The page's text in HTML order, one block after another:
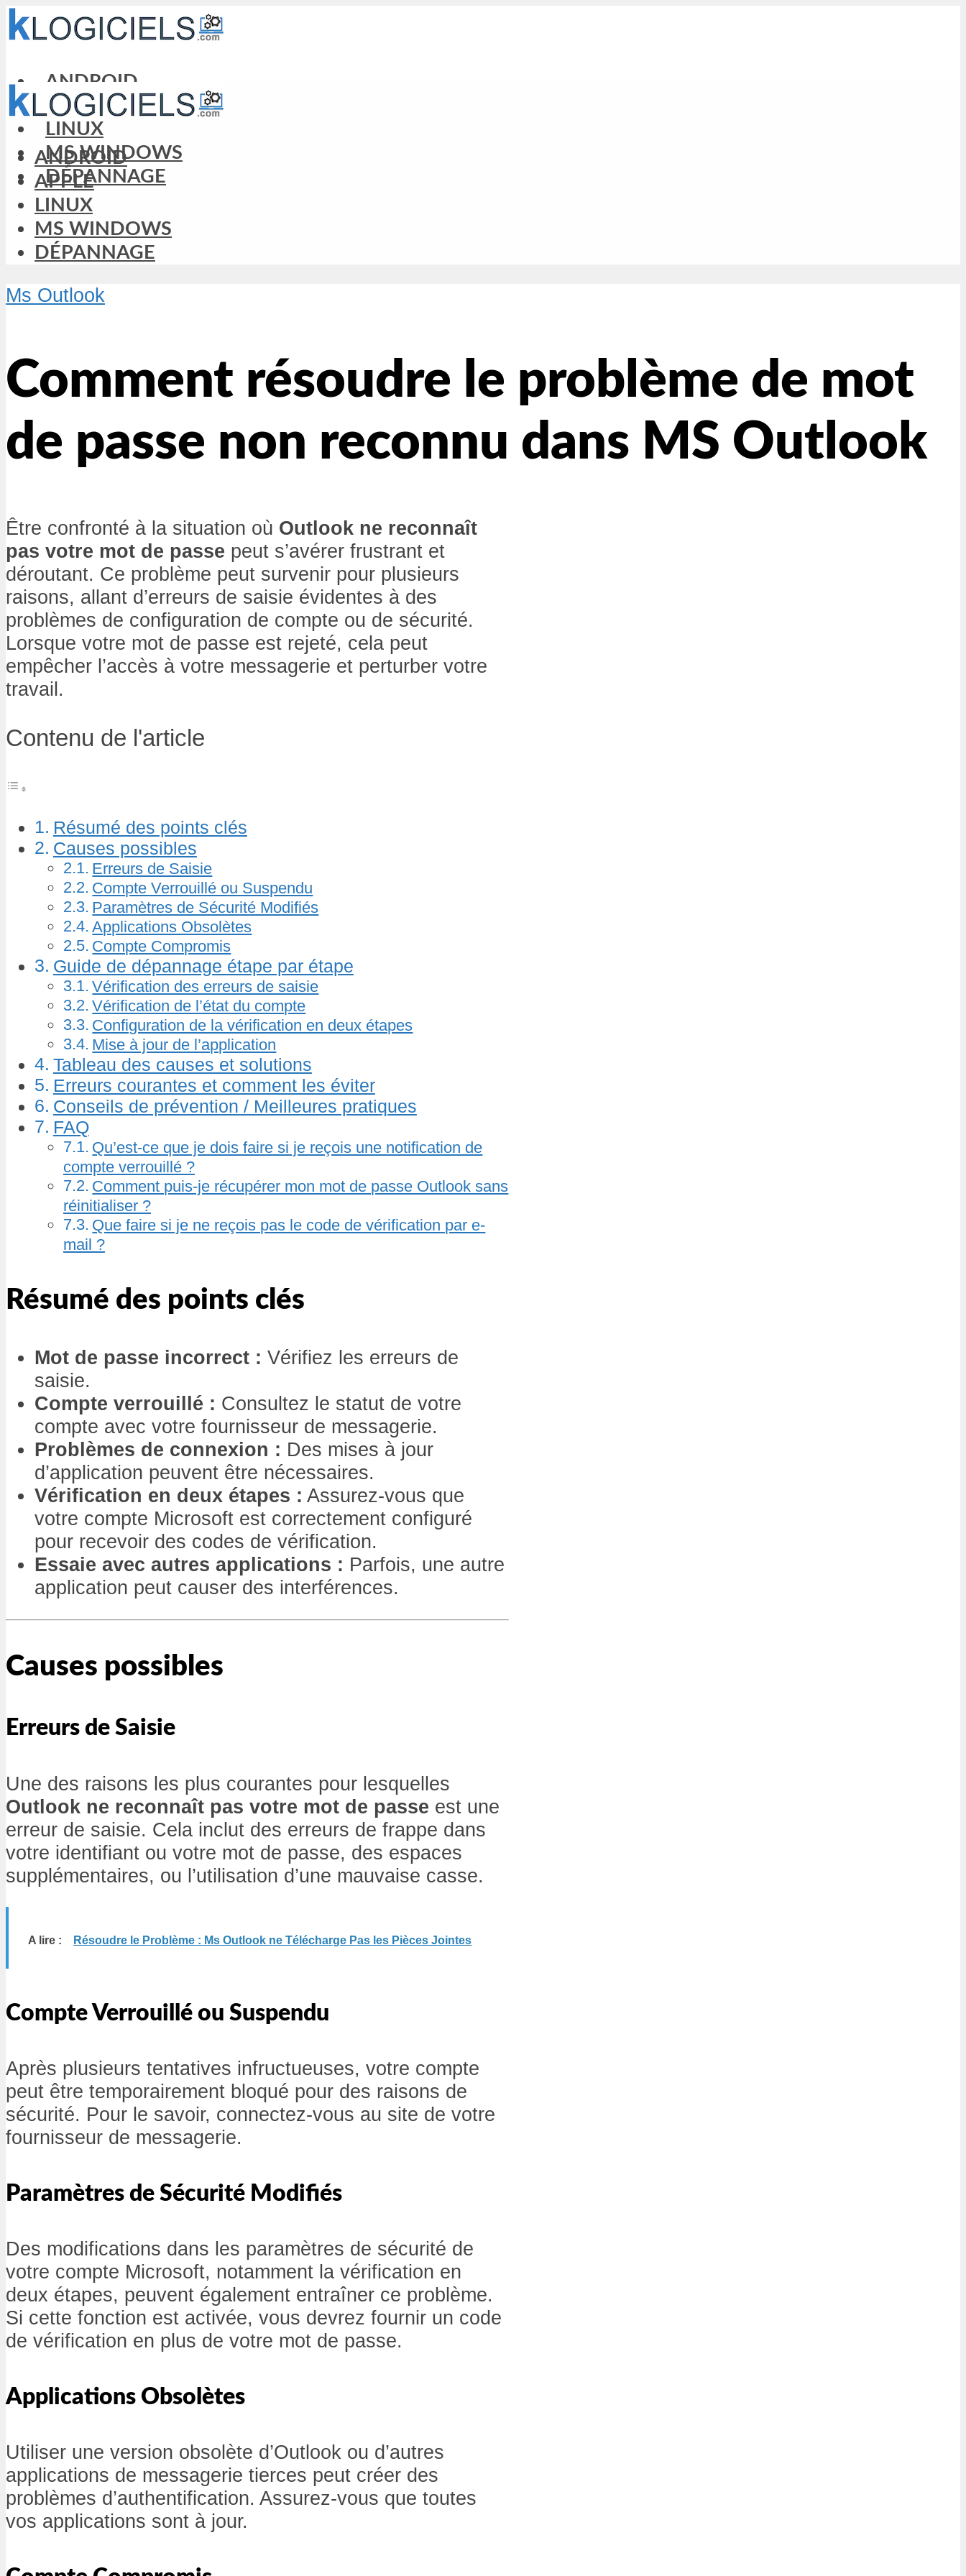
ANDROID
APPLE
LINUX
MS WINDOWS
DÉPANNAGE
ANDROID
APPLE
LINUX
MS WINDOWS
DÉPANNAGE
Ms Outlook
Comment résoudre le problème de mot
de passe non reconnu dans MS Outlook
Être confronté à la situation où Outlook ne reconnaît
pas votre mot de passe peut s’avérer frustrant et
déroutant. Ce problème peut survenir pour plusieurs
raisons, allant d’erreurs de saisie évidentes à des
problèmes de configuration de compte ou de sécurité.
Lorsque votre mot de passe est rejeté, cela peut
empêcher l’accès à votre messagerie et perturber votre
travail.
Contenu de l'article
Résumé des points clés
Causes possibles
Erreurs de Saisie
Compte Verrouillé ou Suspendu
Paramètres de Sécurité Modifiés
Applications Obsolètes
Compte Compromis
Guide de dépannage étape par étape
Vérification des erreurs de saisie
Vérification de l’état du compte
Configuration de la vérification en deux étapes
Mise à jour de l’application
Tableau des causes et solutions
Erreurs courantes et comment les éviter
Conseils de prévention / Meilleures pratiques
FAQ
Qu’est-ce que je dois faire si je reçois une notification de
compte verrouillé ?
Comment puis-je récupérer mon mot de passe Outlook sans
réinitialiser ?
Que faire si je ne reçois pas le code de vérification par e-
mail ?
Résumé des points clés
Mot de passe incorrect : Vérifiez les erreurs de
saisie.
Compte verrouillé : Consultez le statut de votre
compte avec votre fournisseur de messagerie.
Problèmes de connexion : Des mises à jour
d’application peuvent être nécessaires.
Vérification en deux étapes : Assurez-vous que
votre compte Microsoft est correctement configuré
pour recevoir des codes de vérification.
Essaie avec autres applications : Parfois, une autre
application peut causer des interférences.
Causes possibles
Erreurs de Saisie
Une des raisons les plus courantes pour lesquelles
Outlook ne reconnaît pas votre mot de passe est une
erreur de saisie. Cela inclut des erreurs de frappe dans
votre identifiant ou votre mot de passe, des espaces
supplémentaires, ou l’utilisation d’une mauvaise casse.
A lire : Résoudre le Problème : Ms Outlook ne Télécharge Pas les Pièces Jointes
Compte Verrouillé ou Suspendu
Après plusieurs tentatives infructueuses, votre compte
peut être temporairement bloqué pour des raisons de
sécurité. Pour le savoir, connectez-vous au site de votre
fournisseur de messagerie.
Paramètres de Sécurité Modifiés
Des modifications dans les paramètres de sécurité de
votre compte Microsoft, notamment la vérification en
deux étapes, peuvent également entraîner ce problème.
Si cette fonction est activée, vous devrez fournir un code
de vérification en plus de votre mot de passe.
Applications Obsolètes
Utiliser une version obsolète d’Outlook ou d’autres
applications de messagerie tierces peut créer des
problèmes d’authentification. Assurez-vous que toutes
vos applications sont à jour.